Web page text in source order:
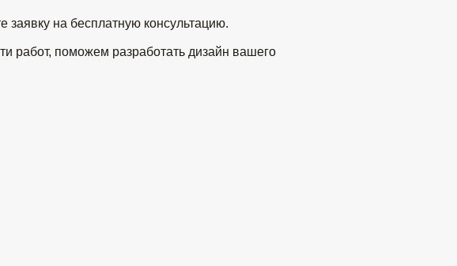
на бесплатную консультацию.
работ, поможем разработать дизайн вашего